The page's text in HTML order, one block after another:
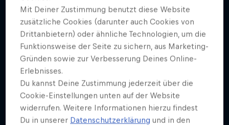
Mit Deiner Zustimmung benutzt diese Website
zusätzliche Cookies (darunter auch Cookies von
Drittanbietern) oder ähnliche Technologien, um die
Funktionsweise der Seite zu sichern, aus Marketing-
Gründen sowie zur Verbesserung Deines Online-
Erlebnisses.
Du kannst Deine Zustimmung jederzeit über die
Cookie-Einstellungen unten auf der Website
widerrufen. Weitere Informationen hierzu findest
Du in unserer Datenschutzerklärung und in den